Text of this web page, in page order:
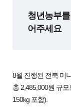
청년농부를
어주세요
8월 진행된 전북 미
총 2,485,000원 규
150kg 포함).